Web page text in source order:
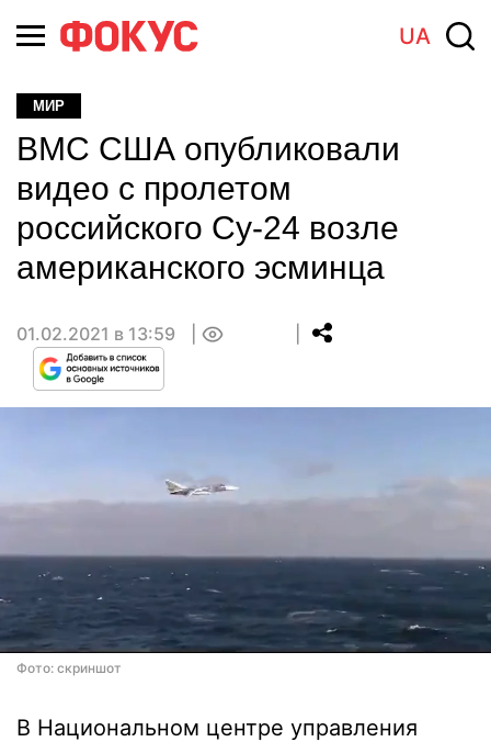
UA
МИР
ВМС США опубликовали
видео с пролетом
российского Су-24 возле
американского эсминца
01.02.2021 в 13:59
Фото: скриншот
В Национальном центре управления